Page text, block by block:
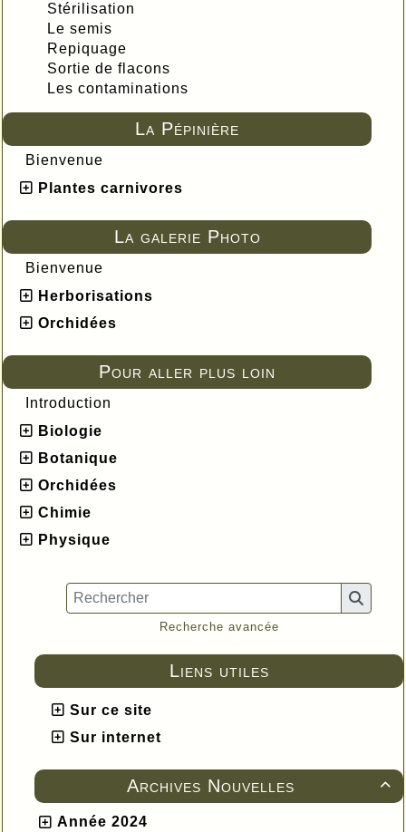
Stérilisation
Le semis
Repiquage
Sortie de flacons
Les contaminations
La Pépinière
Bienvenue
Plantes carnivores
La galerie Photo
Bienvenue
Herborisations
Orchidées
Pour aller plus loin
Introduction
Biologie
Botanique
Orchidées
Chimie
Physique
Recherche avancée
Liens utiles
Sur ce site
Sur internet

Archives Nouvelles
Année 2024